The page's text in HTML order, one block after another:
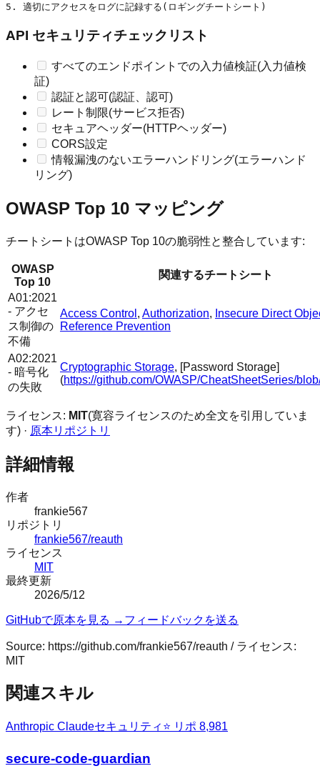
API セキュリティチェックリスト
すべてのエンドポイントでの入力値検証(入力値検
証)
認証と認可(認証、認可)
レート制限(サービス拒否)
セキュアヘッダー(HTTPヘッダー)
CORS設定
情報漏洩のないエラーハンドリング(エラーハンド
リング)
OWASP Top 10 マッピング
チートシートはOWASP Top 10の脆弱性と整合しています:
OWASP
Top 10
関連するチートシート
A01:2021
- アクセ
ス制御の
不備
Access Control , Authorization, Insecure Direct
Reference Prevention
A02:2021
- 暗号化
の失敗
Cryptographic Storage, [Password Storage]
(https://github.com/OWASP/CheatSheetSeries/
ライセンス: MIT(寛容ライセンスのため全文を引用していま
す) · 原本リポジトリ
詳細情報
作者
frankie567
リポジトリ
frankie567/reauth
ライセンス
MIT
最終更新
2026/5/12
GitHubで原本を見る → フィードバックを送る
Source: https://github.com/frankie567/reauth / ライセンス:
MIT
関連スキル
Anthropic Claudeセキュリティ ⭐ リポ 8,981
secure-code-guardian